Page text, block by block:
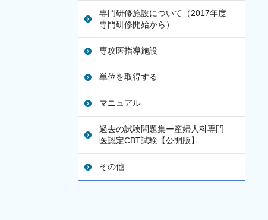
専門研修施設について（2017年度
専門研修開始から）
専攻医指導施設
単位を取得する
マニュアル
過去の試験問題集ー産婦人科専門
医認定CBT試験【公開版】
その他